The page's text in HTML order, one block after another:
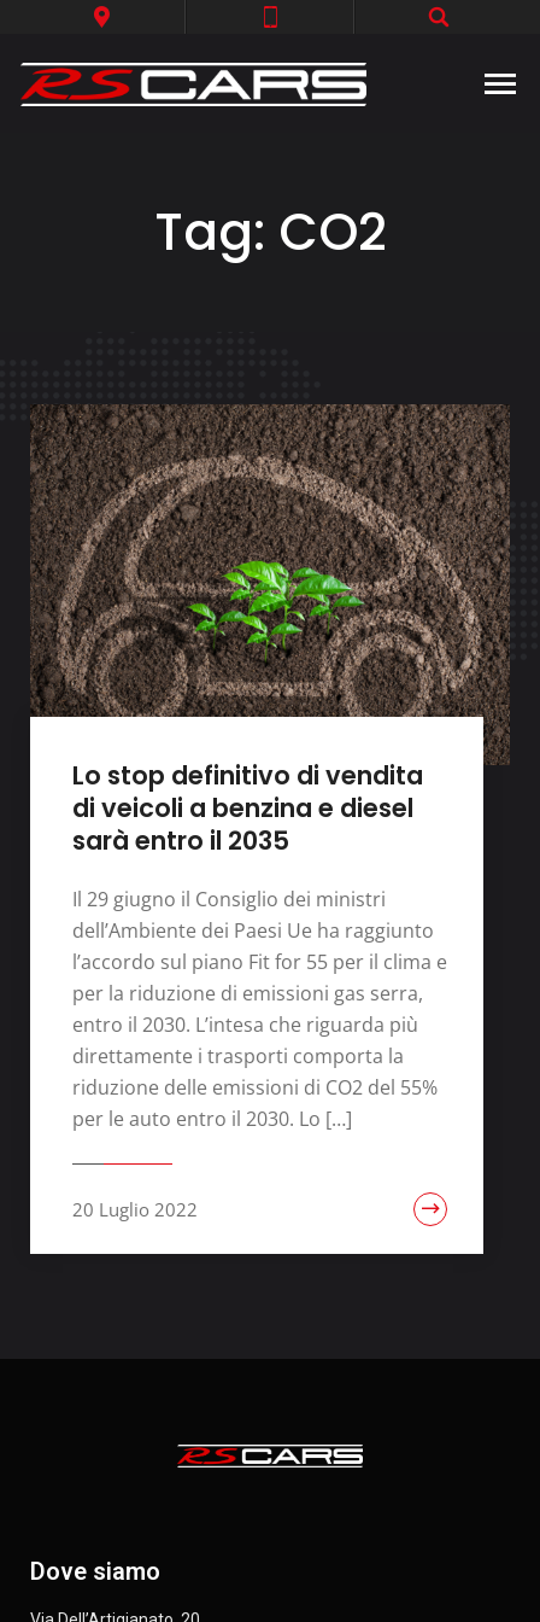
Tag: CO2
Lo stop definitivo di vendita
di veicoli a benzina e diesel
sarà entro il 2035
Il 29 giugno il Consiglio dei ministri
dell’Ambiente dei Paesi Ue ha raggiunto
l’accordo sul piano Fit for 55 per il clima e
per la riduzione di emissioni gas serra,
entro il 2030. L’intesa che riguarda più
direttamente i trasporti comporta la
riduzione delle emissioni di CO2 del 55%
per le auto entro il 2030. Lo […]
20 Luglio 2022
Dove siamo